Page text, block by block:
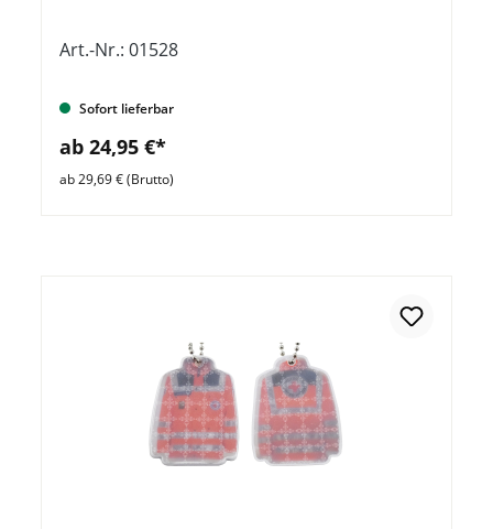
Art.-Nr.: 01528
Sofort lieferbar
ab 24,95 €*
ab 29,69 € (Brutto)